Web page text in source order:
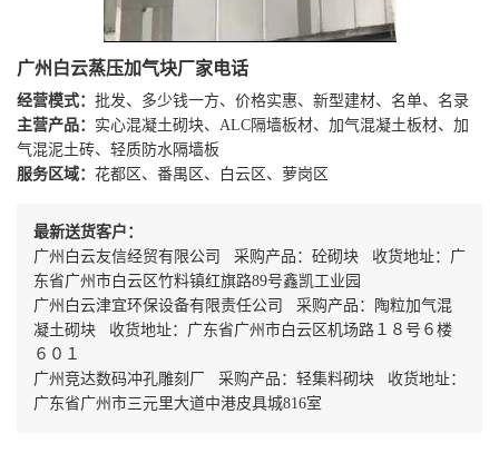
广州白云蒸压加气块厂家电话
经营模式： 批发、多少钱一方、价格实惠、新型建材、名单、名录
主营产品： 实心混凝土砌块、ALC隔墙板材、加气混凝土板材、加
气混泥土砖、轻质防水隔墙板
服务区域： 花都区、番禺区、白云区、萝岗区
最新送货客户：
广州白云友信经贸有限公司 采购产品：砼砌块 收货地址：广
东省广州市白云区竹料镇红旗路89号鑫凯工业园
广州白云津宜环保设备有限责任公司 采购产品：陶粒加气混
凝土砌块 收货地址：广东省广州市白云区机场路１８号６楼
６０１
广州竞达数码冲孔雕刻厂 采购产品：轻集料砌块 收货地址：
广东省广州市三元里大道中港皮具城816室